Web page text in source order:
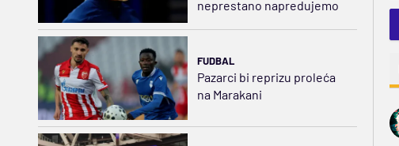
neprestano napredujemo
FUDBAL
Pazarci bi reprizu proleća
na Marakani